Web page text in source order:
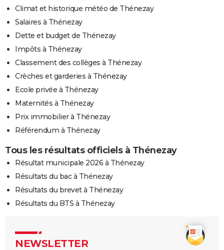
Climat et historique météo de Thénezay
Salaires à Thénezay
Dette et budget de Thénezay
Impôts à Thénezay
Classement des collèges à Thénezay
Crèches et garderies à Thénezay
Ecole privée à Thénezay
Maternités à Thénezay
Prix immobilier à Thénezay
Référendum à Thénezay
Tous les résultats officiels à Thénezay
Résultat municipale 2026 à Thénezay
Résultats du bac à Thénezay
Résultats du brevet à Thénezay
Résultats du BTS à Thénezay
NEWSLETTER